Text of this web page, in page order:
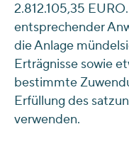
2.812.105,35
entsprechender
die Anlage
Erträgnisse sowie
bestimmte
Erfüllung des
verwenden.